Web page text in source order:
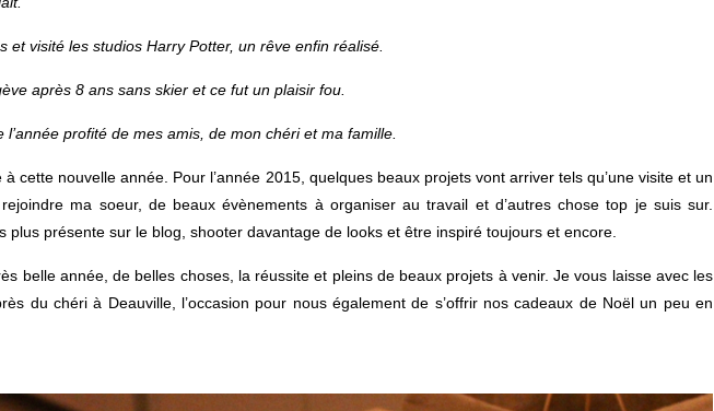
et visité les studios Harry Potter, un rêve enfin réalisé.
après 8 ans sans skier et ce fut un plaisir fou.
l’année profité de mes amis, de mon chéri et ma famille.
cette nouvelle année. Pour l’année 2015, quelques beaux projets vont arriver tels qu’une visite et un
ma soeur, de beaux évènements à organiser au travail et d’autres chose top je suis sur.
plus présente sur le blog, shooter davantage de looks et être inspiré toujours et encore.
belle année, de belles choses, la réussite et pleins de beaux projets à venir. Je vous laisse avec les
du chéri à Deauville, l’occasion pour nous également de s’offrir nos cadeaux de Noël un peu en